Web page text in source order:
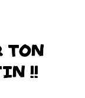
TON
!!